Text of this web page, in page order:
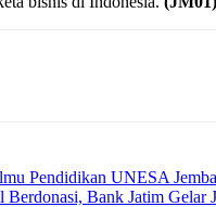
Pendidikan UNESA
Berdonasi, Bank Jatim Gelar